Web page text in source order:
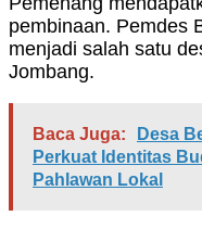
pembinaan. Pemdes
menjadi salah satu
Jombang.
Baca Juga:
Desa
Perkuat Identitas
Pahlawan Lokal